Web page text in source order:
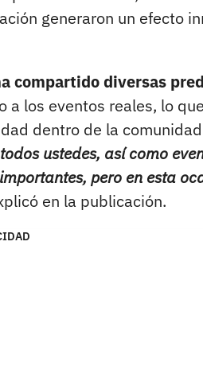
generaron un efecto
compartido diversas
a los eventos reales, lo
dentro de la
ustedes, así como
pero en esta
en la publicación.